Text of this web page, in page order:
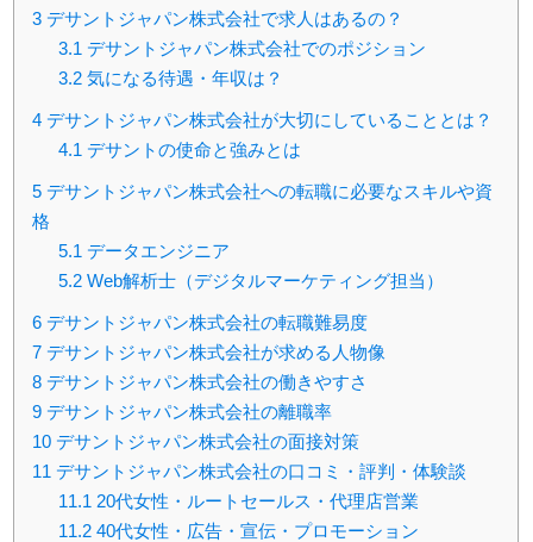
3 デサントジャパン株式会社で求人はあるの？
3.1 デサントジャパン株式会社でのポジション
3.2 気になる待遇・年収は？
4 デサントジャパン株式会社が大切にしていることとは？
4.1 デサントの使命と強みとは
5 デサントジャパン株式会社への転職に必要なスキルや資
格
5.1 データエンジニア
5.2 Web解析士（デジタルマーケティング担当）
6 デサントジャパン株式会社の転職難易度
7 デサントジャパン株式会社が求める人物像
8 デサントジャパン株式会社の働きやすさ
9 デサントジャパン株式会社の離職率
10 デサントジャパン株式会社の面接対策
11 デサントジャパン株式会社の口コミ・評判・体験談
11.1 20代女性・ルートセールス・代理店営業
11.2 40代女性・広告・宣伝・プロモーション